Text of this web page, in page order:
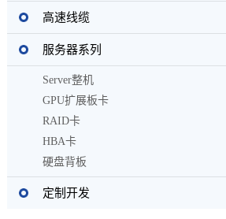
高速线缆
服务器系列
Server整机
GPU扩展板卡
RAID卡
HBA卡
硬盘背板
定制开发